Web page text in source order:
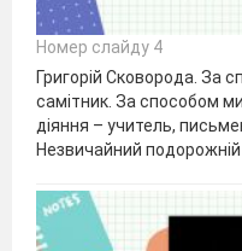
Номер слайду 4
Григорій Сковорода. За
самітник. За способом
діяння – учитель,
Незвичайний подорожній